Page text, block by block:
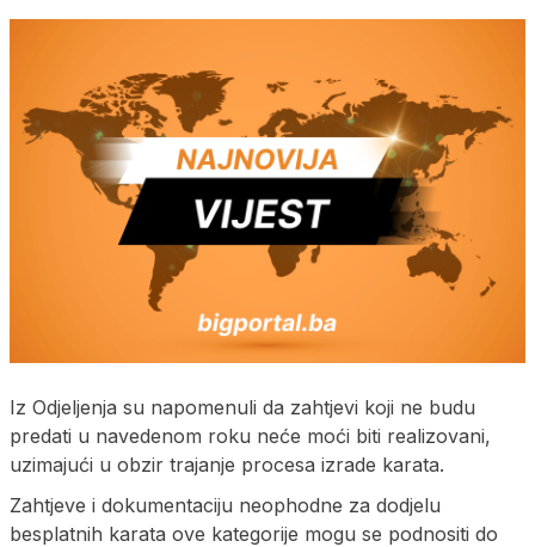
Iz Odjeljenja su napomenuli da zahtjevi koji ne budu
predati u navedenom roku neće moći biti realizovani,
uzimajući u obzir trajanje procesa izrade karata.
Zahtjeve i dokumentaciju neophodne za dodjelu
besplatnih karata ove kategorije mogu se podnositi do